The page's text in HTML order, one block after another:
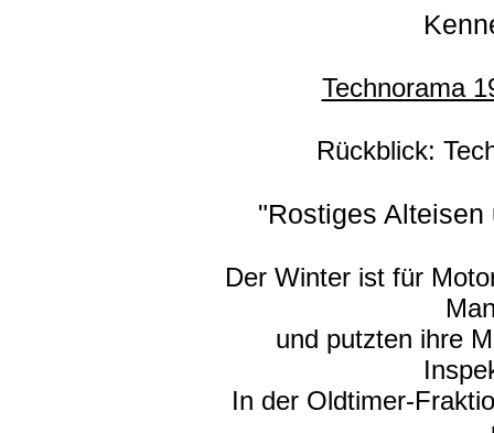
Technorama
Rückblick:
"Rostiges
Der Winter ist für
und putzten ihre
In der Oldtimer-